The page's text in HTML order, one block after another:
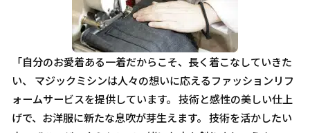
「自分のお愛着ある一着だからこそ、長く着こなしていきた
い、 マジックミシンは人々の想いに応えるファッションリフ
ォームサービスを提供しています。 技術と感性の美しい仕上
げで、お洋服に新たな息吹が芽生えます。 技術を活かしたい